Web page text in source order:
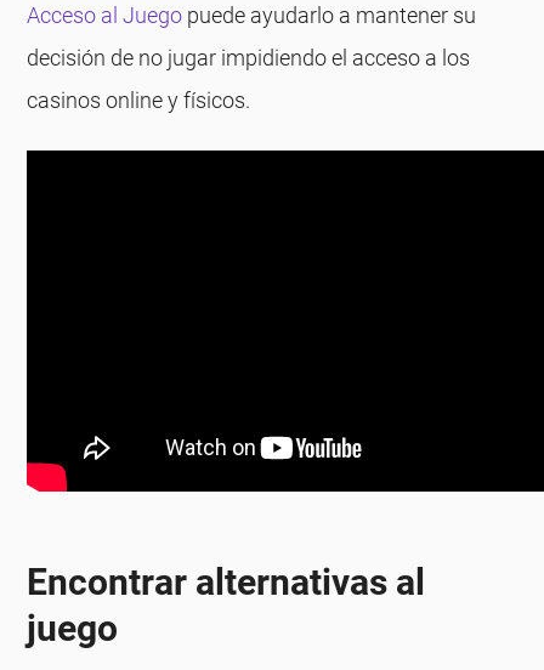
Acceso al Juego puede ayudarlo a mantener su
decisión de no jugar impidiendo el acceso a los
casinos online y físicos.
Encontrar alternativas al
juego